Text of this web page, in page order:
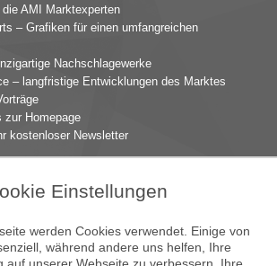
die AMI Marktexperten
– Grafiken für einen umfangreichen
Nachschlagewerke
– langfristige Entwicklungen des Marktes
zur Homepage
kostenloser Newsletter
Einstellungen
werden Cookies verwendet. Einige von
während andere uns helfen, Ihre